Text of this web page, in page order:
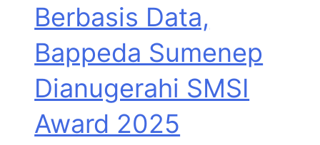
Berbasis Data,
Bappeda Sumenep
Dianugerahi SMSI
Award 2025